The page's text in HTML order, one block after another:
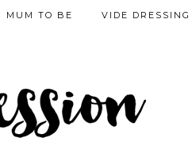
MUM TO BE VIDE DRESSING